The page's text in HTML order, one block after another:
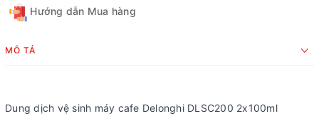
Hướng dẫn Mua hàng
MÔ TẢ
Dung dịch vệ sinh máy cafe Delonghi DLSC200 2x100ml